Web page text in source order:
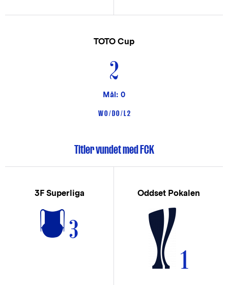
TOTO Cup
2
Mål: 0
W 0 / D 0 / L 2
Titler vundet med FCK
3F Superliga
3
Oddset Pokalen
1